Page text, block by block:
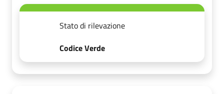
Stato di rilevazione
Codice Verde